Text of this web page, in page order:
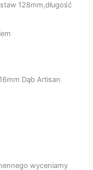
128mm,długość
Dąb Artisan
wyceniamy